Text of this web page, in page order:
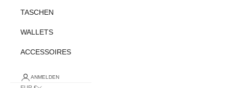
TASCHEN
WALLETS
ACCESSOIRES
ANMELDEN